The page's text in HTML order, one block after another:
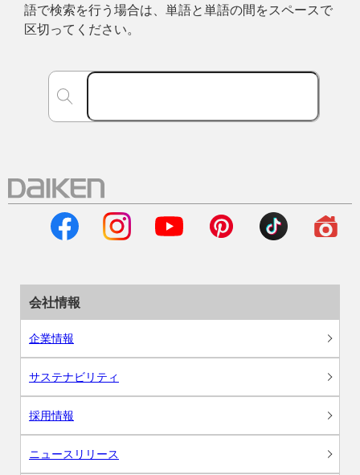
語で検索を行う場合は、単語と単語の間をスペースで
区切ってください。
会社情報
企業情報
サステナビリティ
採用情報
ニュースリリース